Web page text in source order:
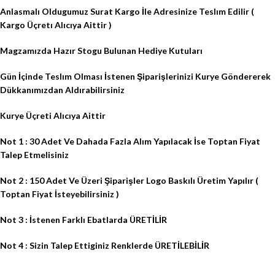
Anlasmalı Oldugumuz Surat Kargo İle Adresinize Teslım Edilir (
Kargo Üçretı Alıcıya Aittir )
Magzamızda Hazır Stogu Bulunan Hediye Kutuları
Gün İçinde Teslım Olması İstenen Şiparişlerinizi Kurye Göndererek
Dükkanımızdan Aldırabilirsiniz
Kurye Üçreti Alıcıya Aittir
Not 1 : 30 Adet Ve Dahada Fazla Alım Yapılacak İse Toptan Fiyat
Talep Etmelisiniz
Not 2 : 150 Adet Ve Üzeri Şiparişler Logo Baskılı Üretim Yapılır (
Toptan Fiyat İsteyebilirsiniz )
Not 3 : İstenen Farklı Ebatlarda ÜRETİLİR
Not 4 : Sizin Talep Ettiginiz Renklerde ÜRETİLEBİLİR